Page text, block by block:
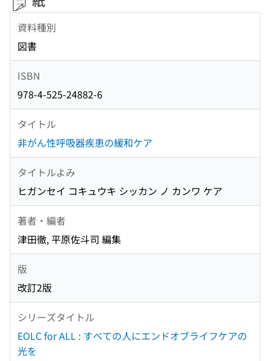
資料種別
図書
ISBN
978-4-525-24882-6
タイトル
非がん性呼吸器疾患の緩和ケア
タイトルよみ
ヒガンセイ コキュウキ シッカン ノ カンワ ケア
著者・編者
津田徹, 平原佐斗司 編集
版
改訂2版
シリーズタイトル
EOLC for ALL : すべての人にエンドオブライフケアの
光を